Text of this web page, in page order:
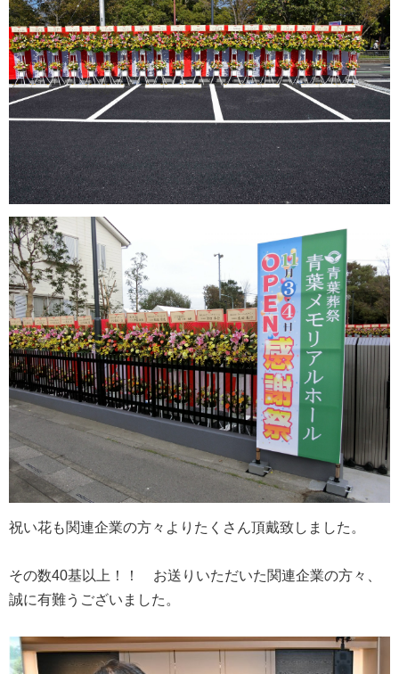
祝い花も関連企業の方々よりたくさん頂戴致しました。
その数40基以上！！ お送りいただいた関連企業の方々、
誠に有難うございました。